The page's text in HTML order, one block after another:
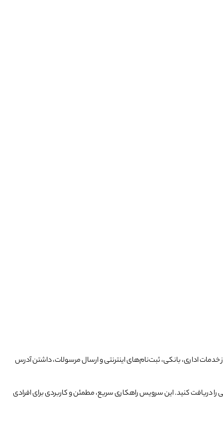
اداری، بانکی، ثبت‌نام‌های اینترنتی و ارسال مرسولات، داشتن آدرس
دریافت کنید. این سرویس راهکاری سریع، مطمئن و کاربردی برای افرادی